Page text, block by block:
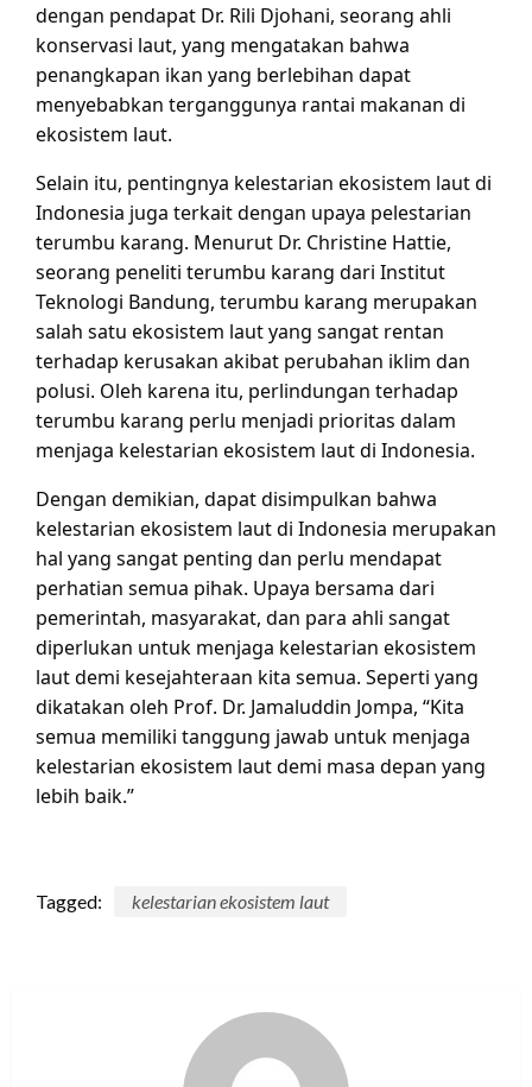
dengan pendapat Dr. Rili Djohani, seorang ahli
konservasi laut, yang mengatakan bahwa
penangkapan ikan yang berlebihan dapat
menyebabkan terganggunya rantai makanan di
ekosistem laut.
Selain itu, pentingnya kelestarian ekosistem laut di
Indonesia juga terkait dengan upaya pelestarian
terumbu karang. Menurut Dr. Christine Hattie,
seorang peneliti terumbu karang dari Institut
Teknologi Bandung, terumbu karang merupakan
salah satu ekosistem laut yang sangat rentan
terhadap kerusakan akibat perubahan iklim dan
polusi. Oleh karena itu, perlindungan terhadap
terumbu karang perlu menjadi prioritas dalam
menjaga kelestarian ekosistem laut di Indonesia.
Dengan demikian, dapat disimpulkan bahwa
kelestarian ekosistem laut di Indonesia merupakan
hal yang sangat penting dan perlu mendapat
perhatian semua pihak. Upaya bersama dari
pemerintah, masyarakat, dan para ahli sangat
diperlukan untuk menjaga kelestarian ekosistem
laut demi kesejahteraan kita semua. Seperti yang
dikatakan oleh Prof. Dr. Jamaluddin Jompa, “Kita
semua memiliki tanggung jawab untuk menjaga
kelestarian ekosistem laut demi masa depan yang
lebih baik.”
Tagged: kelestarian ekosistem laut